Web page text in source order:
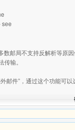
see
邮局不支持反解析等原
输。
邮件”，通过这个功能可